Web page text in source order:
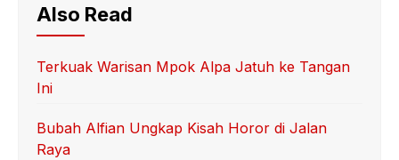
Also Read
Terkuak Warisan Mpok Alpa Jatuh ke Tangan
Ini
Bubah Alfian Ungkap Kisah Horor di Jalan
Raya